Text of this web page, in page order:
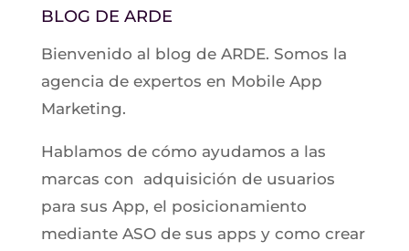
BLOG DE ARDE
Bienvenido al blog de ARDE. Somos la
agencia de expertos en Mobile App
Marketing.
Hablamos de cómo ayudamos a las
marcas con adquisición de usuarios
para sus App, el posicionamiento
mediante ASO de sus apps y como crear